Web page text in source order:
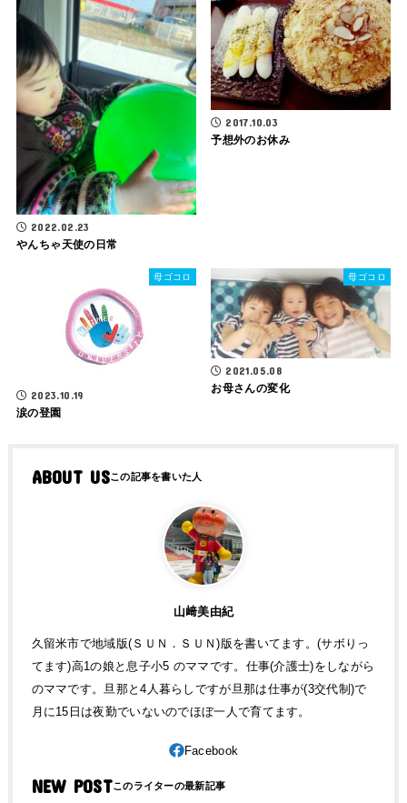
2022.02.23
やんちゃ天使の日常
2017.10.03
予想外のお休み
母ゴコロ
2023.10.19
涙の登園
母ゴコロ
2021.05.08
お母さんの変化
ABOUT US
山﨑美由紀
久留米市で地域版(ＳＵＮ．ＳＵＮ)版を書いてます。(サボりっ
てます)高1の娘と息子小5 のママです。仕事(介護士)をしながら
のママです。旦那と4人暮らしですが旦那は仕事が(3交代制)で
月に15日は夜勤でいないのでほぼ一人で育てます。
NEW POST